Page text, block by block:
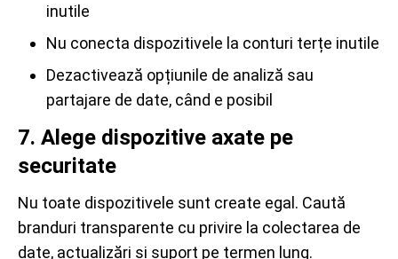
inutile
Nu conecta dispozitivele la conturi terțe inutile
Dezactivează opțiunile de analiză sau
partajare de date, când e posibil
7. Alege dispozitive axate pe
securitate
Nu toate dispozitivele sunt create egal. Caută
branduri transparente cu privire la colectarea de
date, actualizări și suport pe termen lung.